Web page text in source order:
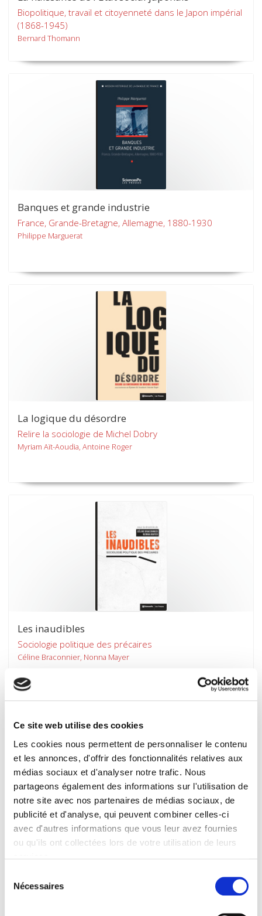
Ce site web utilise des cookies
Les cookies nous permettent de personnaliser le contenu
et les annonces, d'offrir des fonctionnalités relatives aux
médias sociaux et d'analyser notre trafic. Nous
partageons également des informations sur l'utilisation de
notre site avec nos partenaires de médias sociaux, de
publicité et d'analyse, qui peuvent combiner celles-ci
avec d'autres informations que vous leur avez fournies
ou qu'ils ont collectées lors de votre utilisation de leurs
Nécessaires
Biopolitique, travail et citoyenneté dans le Japon impérial
(1868-1945)
Bernard Thomann
Banques et grande industrie
France, Grande-Bretagne, Allemagne, 1880-1930
Philippe Marguerat
La logique du désordre
Relire la sociologie de Michel Dobry
Myriam Aït-Aoudia, Antoine Roger
Les inaudibles
Sociologie politique des précaires
Céline Braconnier, Nonna Mayer
L'État des droits